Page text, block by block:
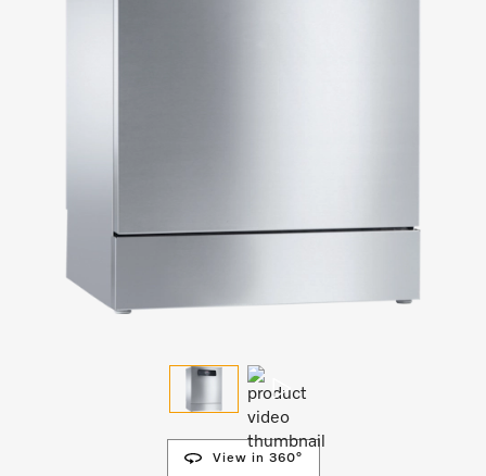
View in 360°